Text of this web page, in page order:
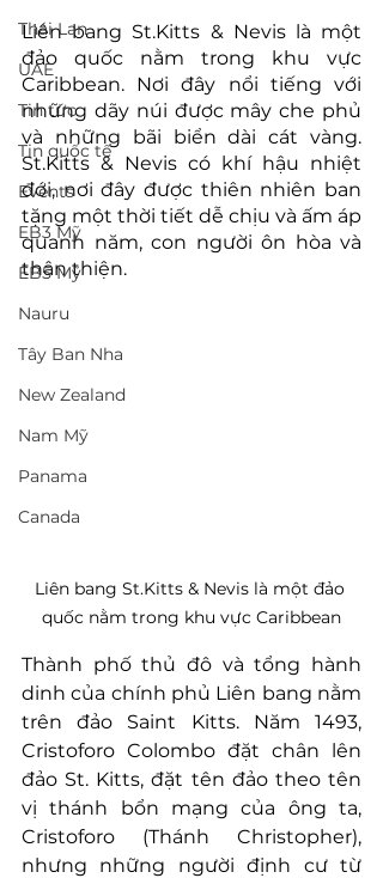
Thái Lan
UAE
Tin tức
Tin quốc tế
Events
EB3 Mỹ
EB5 Mỹ
Nauru
Tây Ban Nha
New Zealand
Nam Mỹ
Panama
Canada
Liên bang St.Kitts & Nevis là một
đảo quốc nằm trong khu vực
Caribbean. Nơi đây nổi tiếng với
những dãy núi được mây che phủ
và những bãi biển dài cát vàng.
St.Kitts & Nevis có khí hậu nhiệt
đới, nơi đây được thiên nhiên ban
tặng một thời tiết dễ chịu và ấm áp
quanh năm, con người ôn hòa và
thân thiện.
Liên bang St.Kitts & Nevis là một đảo
quốc nằm trong khu vực Caribbean
Thành phố thủ đô và tổng hành
dinh của chính phủ Liên bang nằm
trên đảo Saint Kitts. Năm 1493,
Cristoforo Colombo đặt chân lên
đảo St. Kitts, đặt tên đảo theo tên
vị thánh bổn mạng của ông ta,
Cristoforo (Thánh Christopher),
nhưng những người định cư từ